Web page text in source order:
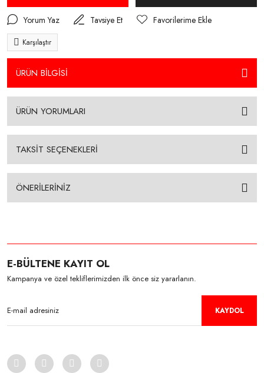
Yorum Yaz Tavsiye Et
Karşılaştır
ÜRÜN BİLGİSİ
ÜRÜN YORUMLARI
TAKSİT SEÇENEKLERİ
ÖNERİLERİNİZ
E-BÜLTENE KAYIT OL
Kampanya ve özel tekliflerimizden ilk önce siz yararlanın.
KAYDOL